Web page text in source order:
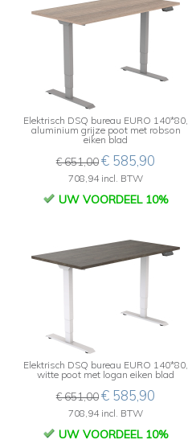
Elektrisch DSQ bureau EURO 140*80,
aluminium grijze poot met robson
eiken blad
€ 651,00€ 585,90
708,94 incl. BTW
UW VOORDEEL 10%
Elektrisch DSQ bureau EURO 140*80,
witte poot met logan eiken blad
€ 651,00€ 585,90
708,94 incl. BTW
UW VOORDEEL 10%